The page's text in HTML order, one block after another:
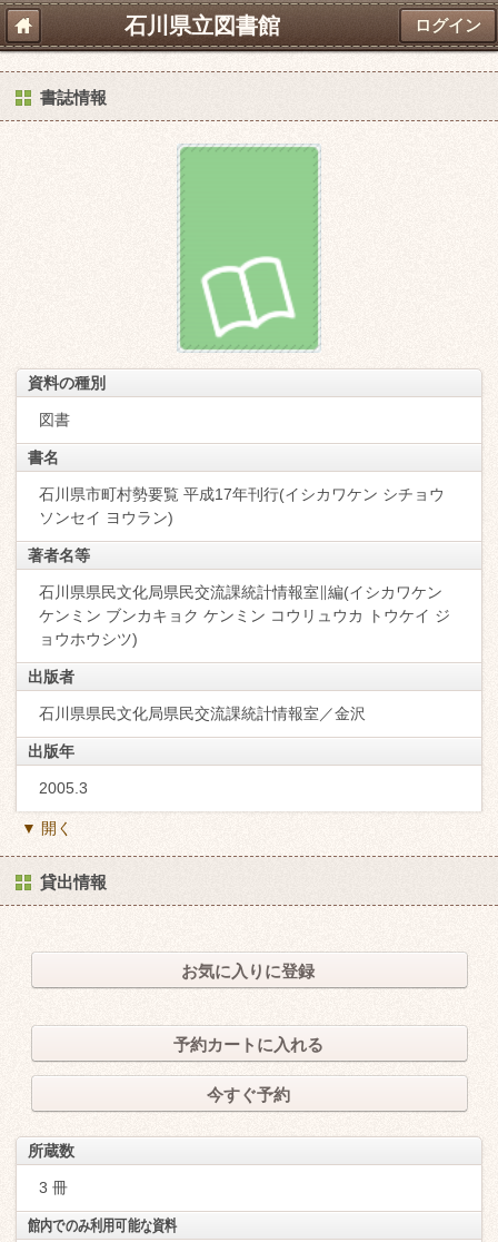
石川県立図書館 ログイン
書誌情報
資料の種別
図書
書名
石川県市町村勢要覧 平成17年刊行(イシカワケン シチョウ
ソンセイ ヨウラン)
著者名等
石川県県民文化局県民交流課統計情報室∥編(イシカワケン
ケンミン ブンカキョク ケンミン コウリュウカ トウケイ ジ
ョウホウシツ)
出版者
石川県県民文化局県民交流課統計情報室／金沢
出版年
2005.3
▼ 開く
貸出情報
お気に入りに登録
予約カートに入れる
今すぐ予約
所蔵数
3 冊
館内でのみ利用可能な資料